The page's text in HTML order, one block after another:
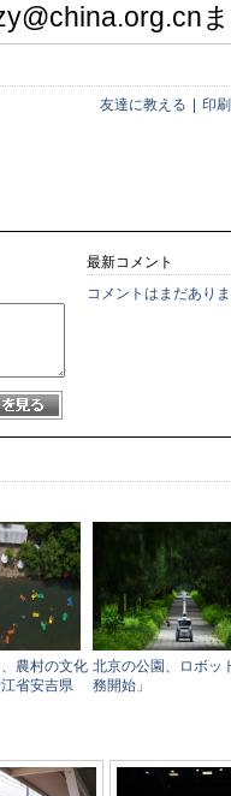
友達に教える 印刷
最新コメント
コメントはまだあり